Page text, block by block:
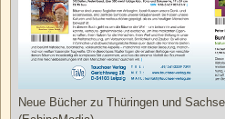
Neue Bücher zu Thüringen und